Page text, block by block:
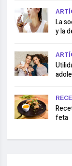
La
y la
feta